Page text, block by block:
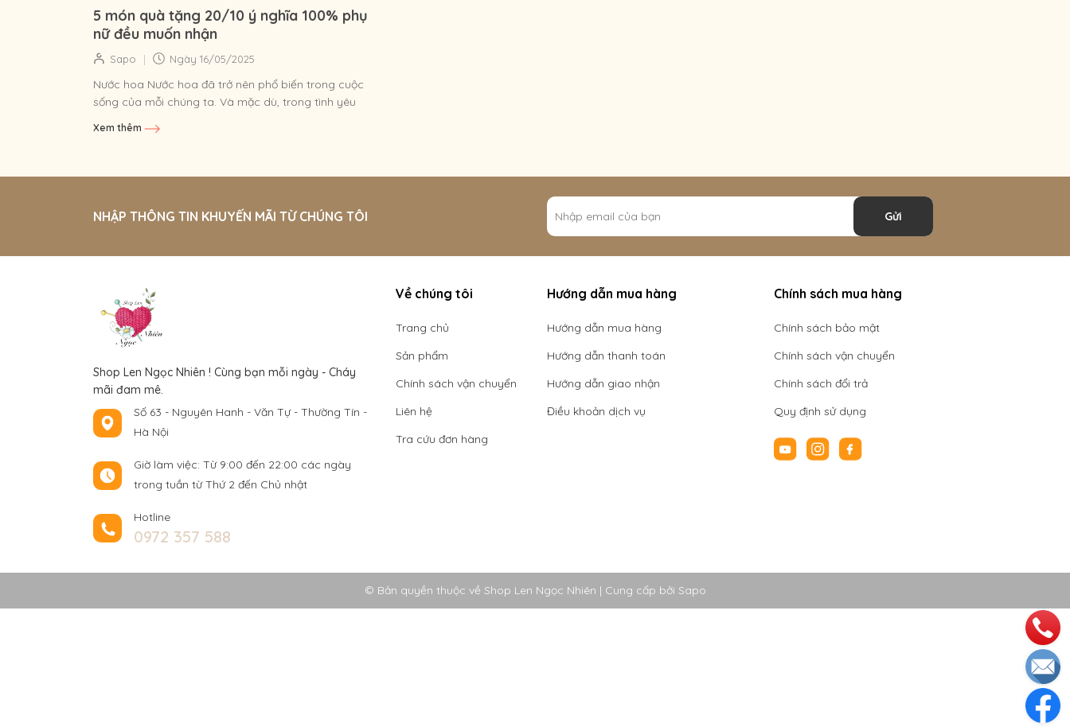
5 món quà tặng 20/10 ý nghĩa 100% phụ
nữ đều muốn nhận
Sapo | Ngày 16/05/2025
Nước hoa Nước hoa đã trở nên phổ biến trong cuộc
sống của mỗi chúng ta. Và mặc dù, trong tình yêu
Xem thêm
NHẬP THÔNG TIN KHUYẾN MÃI TỪ CHÚNG TÔI Gửi
Shop Len Ngọc Nhiên ! Cùng bạn mỗi ngày - Cháy
mãi đam mê.
Số 63 - Nguyên Hanh - Văn Tự - Thường Tín -
Hà Nội
Giờ làm việc: Từ 9:00 đến 22:00 các ngày
trong tuần từ Thứ 2 đến Chủ nhật
Hotline
0972 357 588
Về chúng tôi
Trang chủ
Sản phẩm
Chính sách vận chuyển
Liên hệ
Tra cứu đơn hàng
Hướng dẫn mua hàng
Hướng dẫn mua hàng
Hướng dẫn thanh toán
Hướng dẫn giao nhận
Điều khoản dịch vụ
Chính sách mua hàng
Chính sách bảo mật
Chính sách vận chuyển
Chính sách đổi trả
Quy định sử dụng
© Bản quyền thuộc về Shop Len Ngọc Nhiên | Cung cấp bởi Sapo